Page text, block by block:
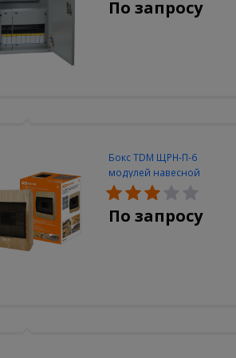
По запросу
Бокс TDM ЩРН-П-6
модулей навесной
пластик IP40 "Эко" (сосна)
По запросу